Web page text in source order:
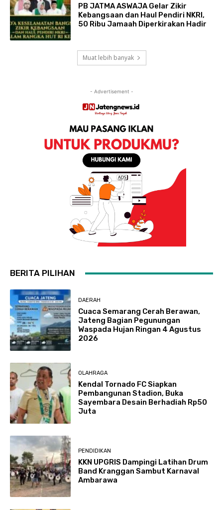
PB JATMA ASWAJA Gelar Zikir
Kebangsaan dan Haul Pendiri NKRI,
50 Ribu Jamaah Diperkirakan Hadir
Muat lebih banyak
- Advertisement -
BERITA PILIHAN
DAERAH
Cuaca Semarang Cerah Berawan,
Jateng Bagian Pegunungan
Waspada Hujan Ringan 4 Agustus
2026
OLAHRAGA
Kendal Tornado FC Siapkan
Pembangunan Stadion, Buka
Sayembara Desain Berhadiah Rp50
Juta
PENDIDIKAN
KKN UPGRIS Dampingi Latihan Drum
Band Kranggan Sambut Karnaval
Ambarawa